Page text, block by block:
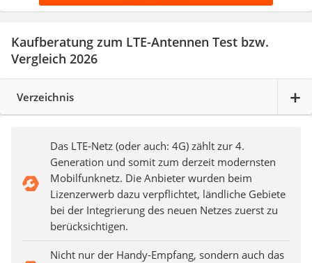
Kaufberatung zum LTE-Antennen Test bzw.
Vergleich 2026
Verzeichnis
Das LTE-Netz (oder auch: 4G) zählt zur 4.
Generation und somit zum derzeit modernsten
Mobilfunknetz. Die Anbieter wurden beim
Lizenzerwerb dazu verpflichtet, ländliche Gebiete
bei der Integrierung des neuen Netzes zuerst zu
berücksichtigen.
Nicht nur der Handy-Empfang, sondern auch das